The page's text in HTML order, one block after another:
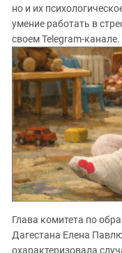
но и их
умение работать в
своем Telegram-канале.
Глава комитета по
Дагестана Елена
охарактеризовала